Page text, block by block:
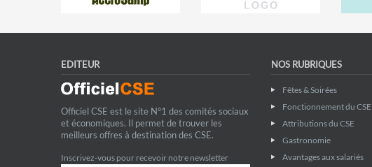
EDITEUR
Officiel CSE est le site N°1 des comités sociaux
et économiques. Il permet de trouver les
meilleurs offres à destination des CSE.
Inscrivez-vous pour recevoir notre newsletter
NOS RUBRIQUES
Fêtes & Soirées
Fonctionnement du CSE
Attributions du CSE
Gastronomie
Avantages aux salariés